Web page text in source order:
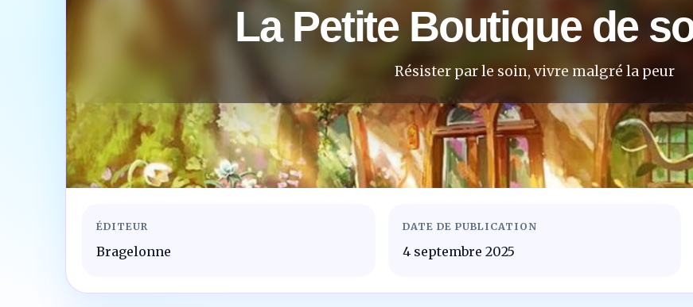
La Petite Boutique de
Résister par le soin, vivre malgré la peur
ÉDITEUR
Bragelonne
DATE DE PUBLICATION
4 septembre 2025